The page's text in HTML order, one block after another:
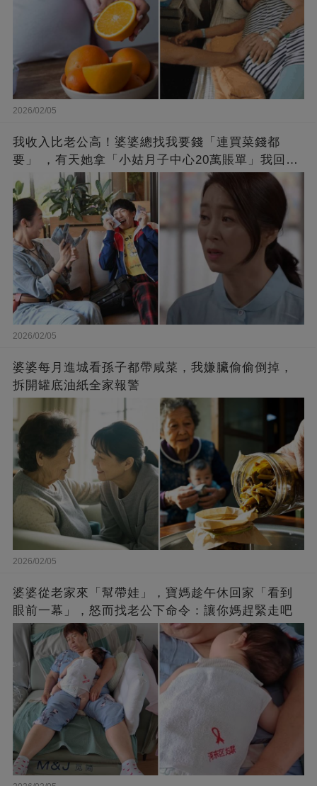
2026/02/05
我收入比老公高！婆婆總找我要錢「連買菜錢都
要」 ，有天她拿「小姑月子中心20萬賬單」我回房
拿出一張紙
2026/02/05
婆婆每月進城看孫子都帶咸菜，我嫌臟偷偷倒掉，
拆開罐底油紙全家報警
2026/02/05
婆婆從老家來「幫帶娃」，寶媽趁午休回家「看到
眼前一幕」，怒而找老公下命令：讓你媽趕緊走吧